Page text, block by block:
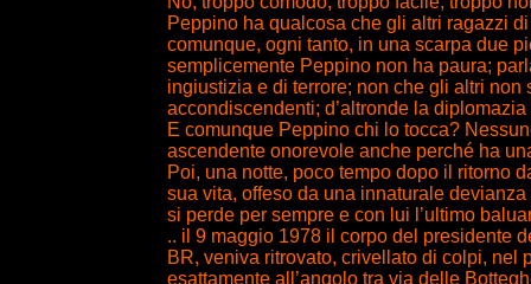
Peppino ha qualcosa che gli altri ragazzi
comunque, ogni tanto, in una scarpa due
semplicemente Peppino non ha paura;
ingiustizia e di terrore; non che gli altri
accondiscendenti; d’altronde la
E comunque Peppino chi lo tocca?
ascendente onorevole anche perché ha
Poi, una notte, poco tempo dopo il ritorno
sua vita, offeso da una innaturale
si perde per sempre e con lui l’ultimo
.. il 9 maggio 1978 il corpo del presidente
BR, veniva ritrovato, crivellato di colpi, nel
esattamente all’angolo tra via delle